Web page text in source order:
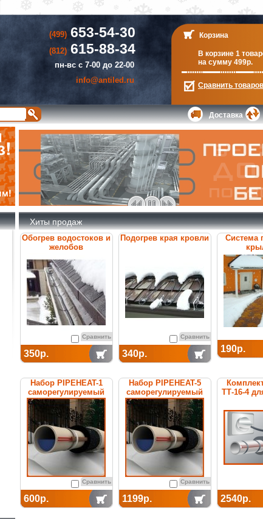
(499)653-54-30
(812)615-88-34
пн-вс с 7-00 до 22-00
info@antiled.ru
Корзина
В корзине 1
на сумму 499р.
Сравнить товаров
Доставка
Хиты продаж
Обогрев водостоков и
желобов
Сравнить
350р.
Подогрев края кровли
Сравнить
340р.
Система
190р.
Набор PIPEHEAT-1
саморегулируемый
для обогрева
пластиковых труб
Сравнить
600р.
Набор PIPEHEAT-5
саморегулируемый
для обогрева
пластиковых труб
Сравнить
1199р.
ТТ-16-4
2540р.